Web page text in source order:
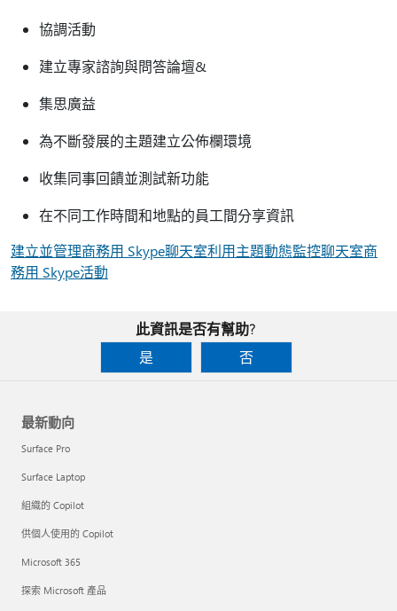
協調活動
建立專家諮詢與問答論壇&
集思廣益
為不斷發展的主題建立公佈欄環境
收集同事回饋並測試新功能
在不同工作時間和地點的員工間分享資訊
建立並管理商務用 Skype聊天室利用主題動態監控聊天室商
務用 Skype活動
此資訊是否有幫助?
是
否
最新動向
Surface Pro
Surface Laptop
組織的 Copilot
供個人使用的 Copilot
Microsoft 365
探索 Microsoft 產品